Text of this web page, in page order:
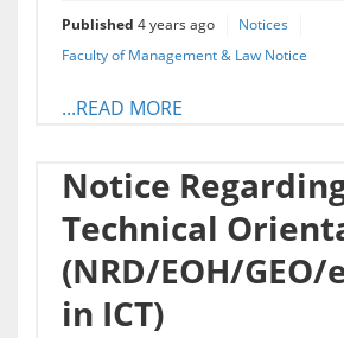
Published 4 years ago
Notices
Faculty of Management & Law Notice
...READ MORE
Notice
Technical
(NRD/EOH/GEO/
in ICT)